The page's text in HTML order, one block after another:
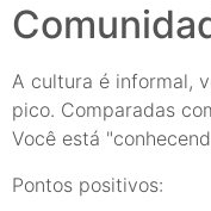
A cultura é informal,
pico. Comparadas
Você está
Pontos positivos: